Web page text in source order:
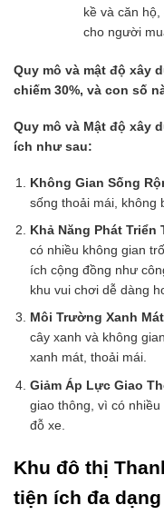
kề và căn
cho người
Quy mô và mật độ xây
chiếm 30%, và con số
Quy mô và Mật độ xây
ích như sau:
Không Gian Sống
sống thoải mái, không
Khả Năng Phát
có nhiều không gian
ích cộng đồng như
khu vui chơi dễ dàng
Môi Trường Xanh
cây xanh và không
xanh mát, thoải mái.
Giảm Áp Lực Giao
giao thông, vì có
đỗ xe.
Khu đô thị
tiện ích đa